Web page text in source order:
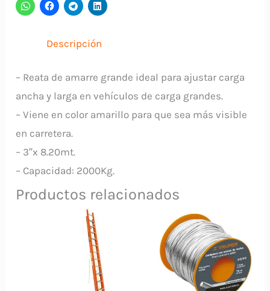
Tensor
cantidadDescripción
– Reata de amarre grande ideal para ajustar carga
ancha y larga en vehículos de carga grandes.
– Viene en color amarillo para que sea más visible
en carretera.
– 3″x 8.20mt.
– Capacidad: 2000Kg.
Productos relacionados